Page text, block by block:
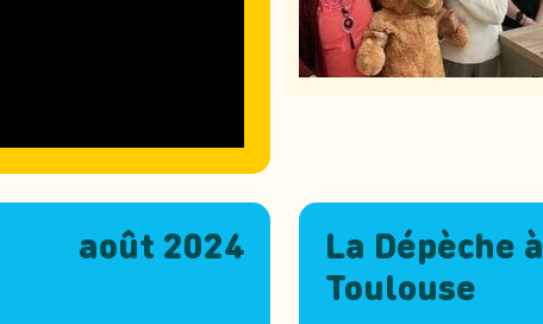
août 2024
La Dépèche à
Toulouse